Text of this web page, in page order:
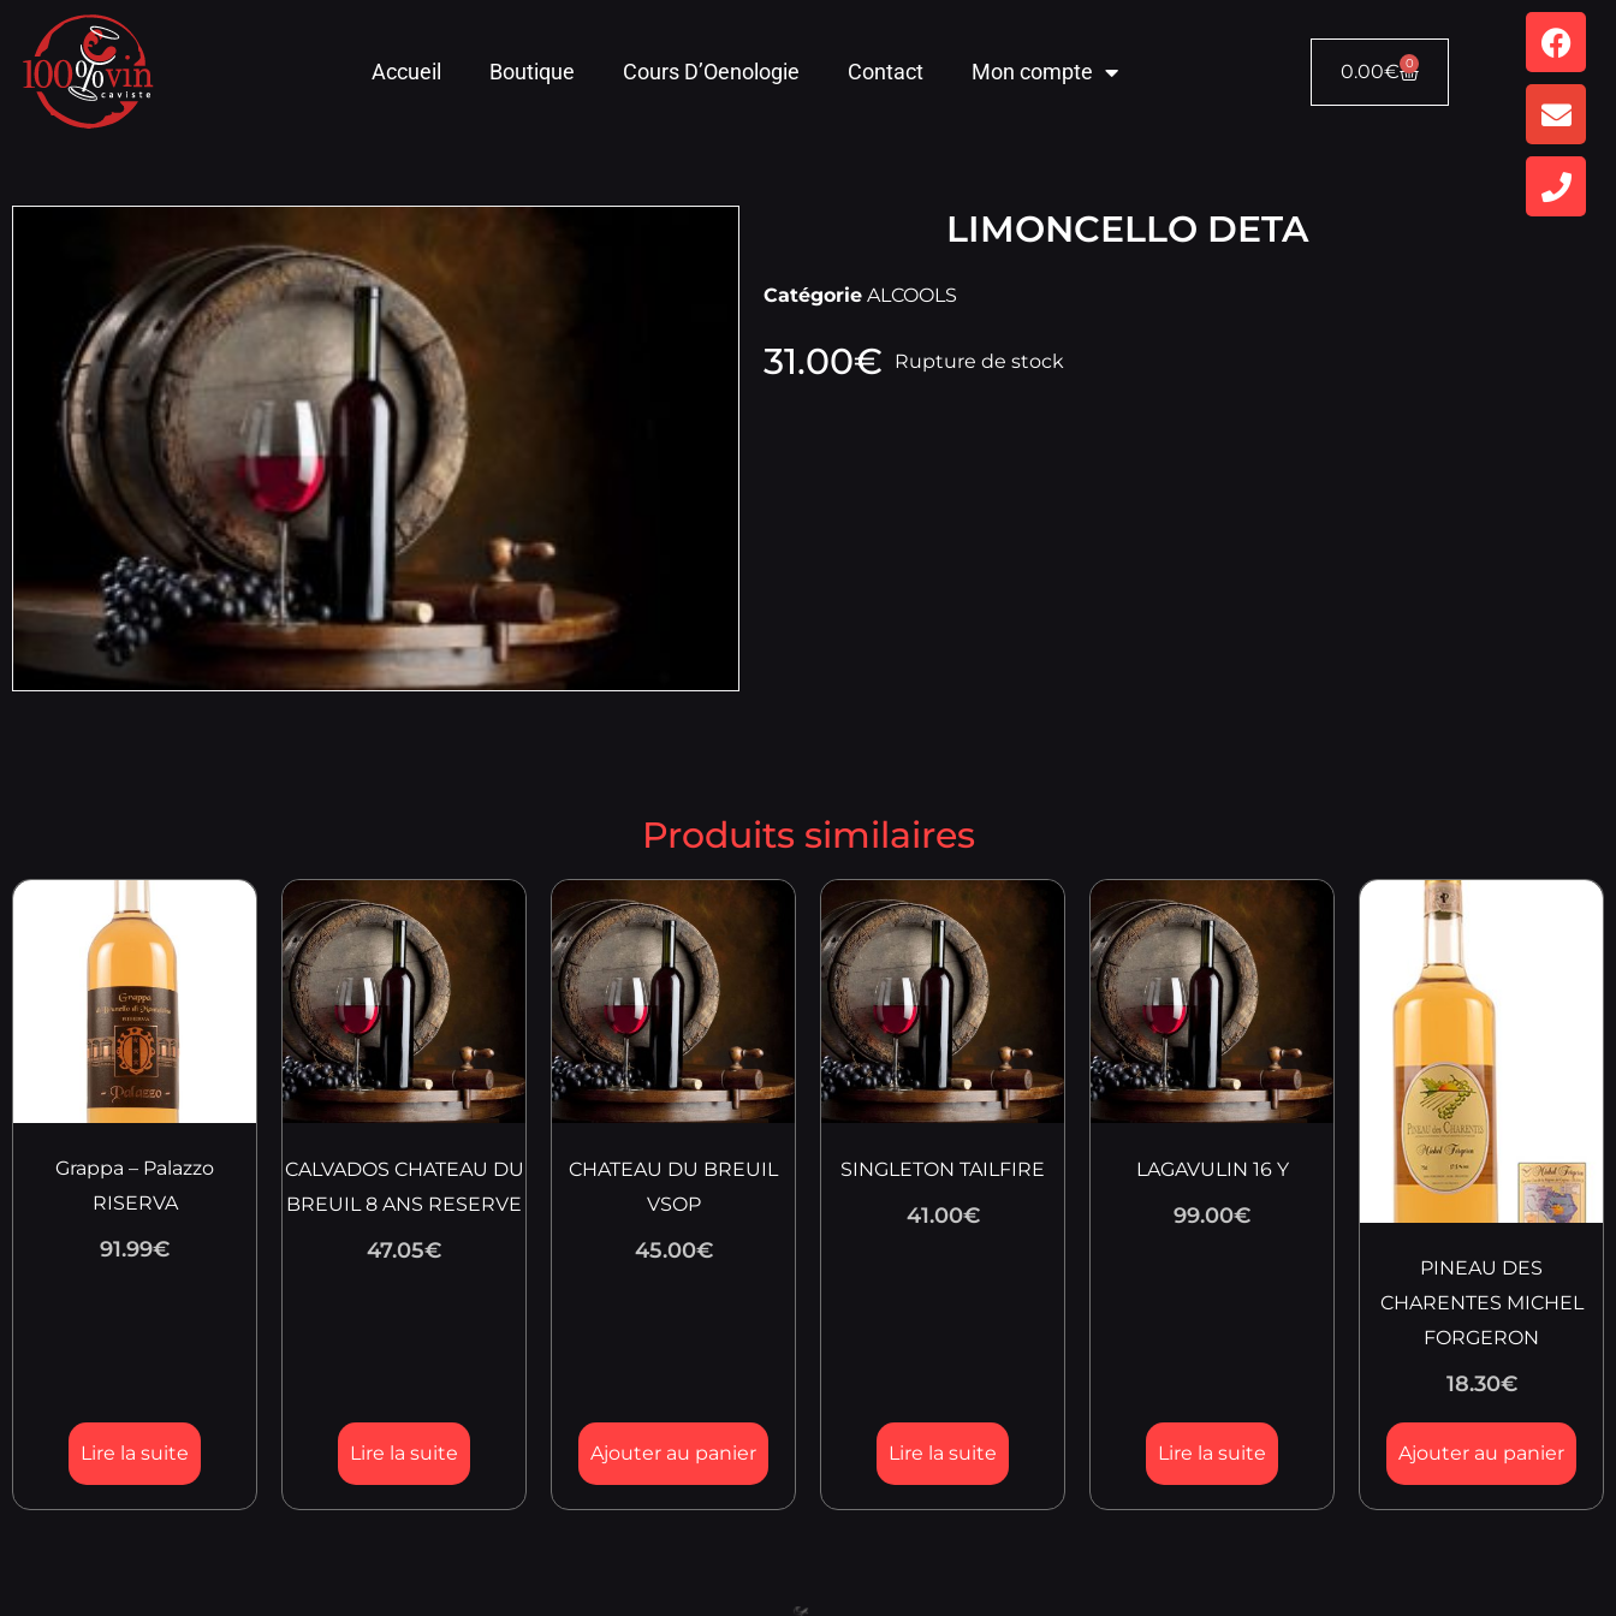
Accueil Boutique Cours D’Oenologie Contact Mon compte 0.00€ 0
LIMONCELLO DETA
Catégorie ALCOOLS
31.00€ Rupture de stock
Produits similaires
Grappa – Palazzo
RISERVA
91.99€
Lire la suite
CALVADOS CHATEAU DU
BREUIL 8 ANS RESERVE
47.05€
Lire la suite
CHATEAU DU BREUIL
VSOP
45.00€
Ajouter au panier
SINGLETON TAILFIRE
41.00€
Lire la suite
LAGAVULIN 16 Y
99.00€
Lire la suite
PINEAU DES
CHARENTES MICHEL
FORGERON
18.30€
Ajouter au panier